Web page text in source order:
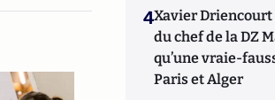
4Xavier Driencourt
du chef de la DZ
qu’une vraie-
Paris et Alger